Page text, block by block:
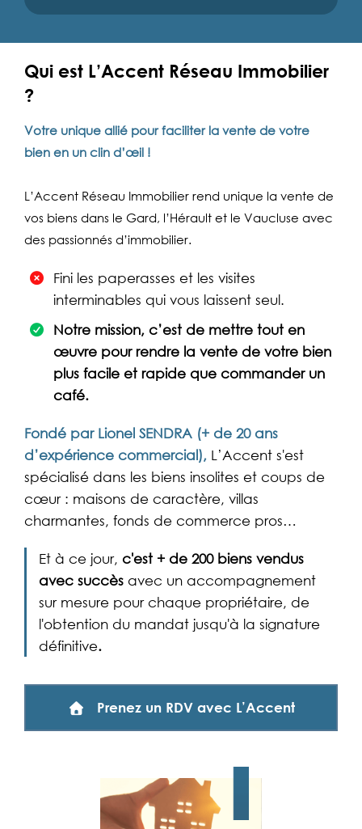
Qui est L’Accent Réseau Immobilier
?
Votre unique allié pour faciliter la vente de votre
bien en un clin d’œil !
L’Accent Réseau Immobilier rend unique la vente de
vos biens dans le Gard, l’Hérault et le Vaucluse avec
des passionnés d’immobilier.
Fini les paperasses et les visites
interminables qui vous laissent seul.
Notre mission, c’est de mettre tout en
œuvre pour rendre la vente de votre bien
plus facile et rapide que commander un
café.
Fondé par Lionel SENDRA (+ de 20 ans
d’expérience commercial), L’Accent s'est
spécialisé dans les biens insolites et coups de
cœur : maisons de caractère, villas
charmantes, fonds de commerce pros…
Et à ce jour, c'est + de 200 biens vendus
avec succès avec un accompagnement
sur mesure pour chaque propriétaire, de
l'obtention du mandat jusqu'à la signature
définitive.
Prenez un RDV avec L’Accent